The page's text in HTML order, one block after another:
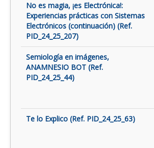
No es magia, ¡es Electrónica!:
Experiencias prácticas con Sistemas
Electrónicos (continuación) (Ref.
PID_24_25_207)
Semiología en imágenes,
ANAMNESIO BOT (Ref.
PID_24_25_44)
Te lo Explico (Ref. PID_24_25_63)